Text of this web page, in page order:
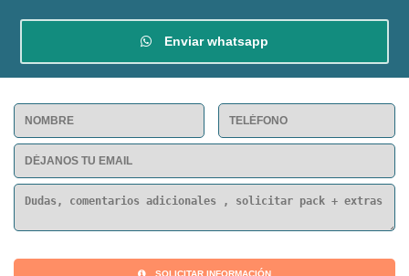
Enviar whatsapp
SOLICITAR INFORMACIÓN